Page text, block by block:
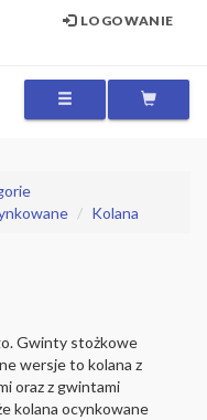
LOGOWANIE
MENU
Kolana
Gwinty stożkowe
wersje to kolana z
oraz z gwintami
kolana ocynkowane